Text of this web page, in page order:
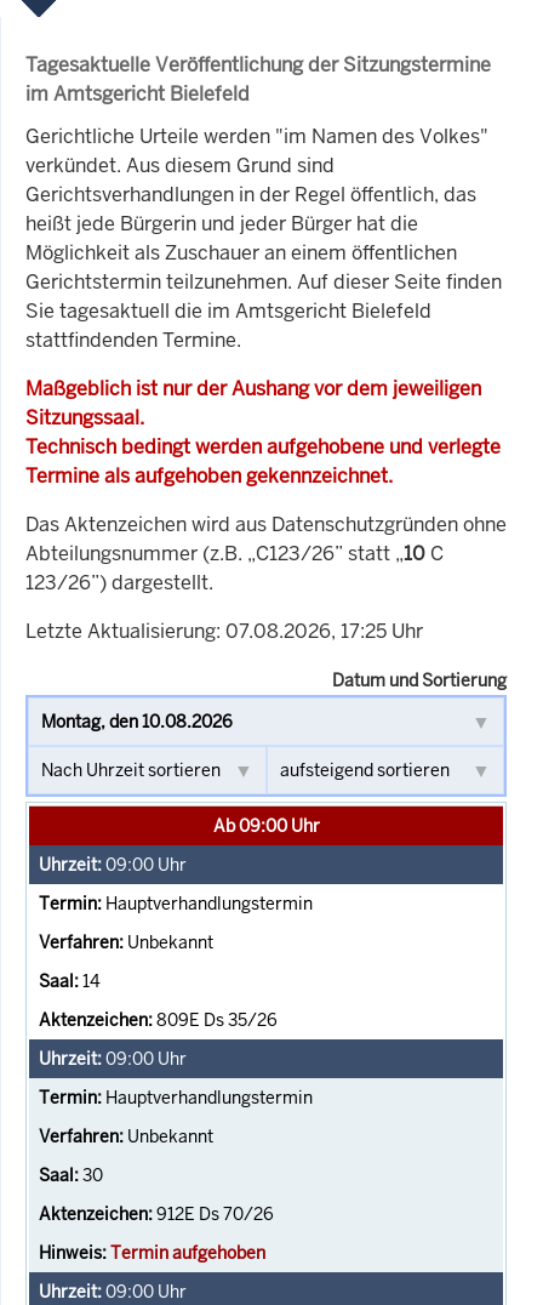
Tagesaktuelle Veröffentlichung der Sitzungstermine
im Amtsgericht Bielefeld
Gerichtliche Urteile werden "im Namen des Volkes"
verkündet. Aus diesem Grund sind
Gerichtsverhandlungen in der Regel öffentlich, das
heißt jede Bürgerin und jeder Bürger hat die
Möglichkeit als Zuschauer an einem öffentlichen
Gerichtstermin teilzunehmen. Auf dieser Seite finden
Sie tagesaktuell die im Amtsgericht Bielefeld
stattfindenden Termine.
Maßgeblich ist nur der Aushang vor dem jeweiligen
Sitzungssaal.
Technisch bedingt werden aufgehobene und verlegte
Termine als aufgehoben gekennzeichnet.
Das Aktenzeichen wird aus Datenschutzgründen ohne
Abteilungsnummer (z.B. „C123/26” statt „10 C
123/26”) dargestellt.
Letzte Aktualisierung: 07.08.2026, 17:25 Uhr
Datum und Sortierung
Ab 09:00 Uhr
09:00 Uhr
Hauptverhandlungstermin
Unbekannt
14
809E Ds 35/26
09:00 Uhr
Hauptverhandlungstermin
Unbekannt
30
912E Ds 70/26
Termin aufgehoben
09:00 Uhr